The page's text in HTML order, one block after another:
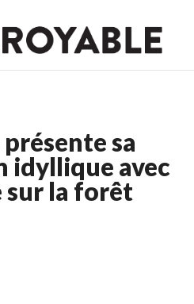
sa
idyllique avec
sur la forêt